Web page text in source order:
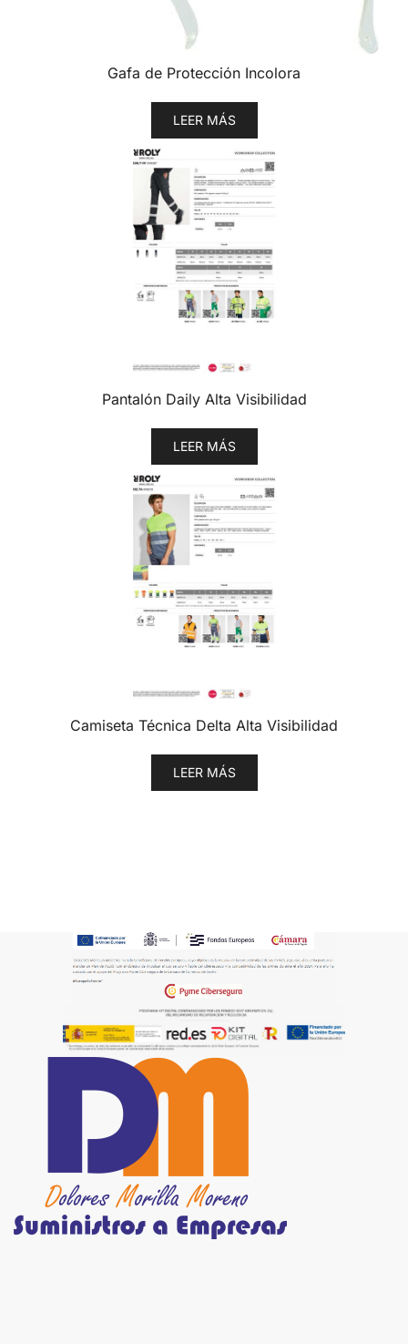
Gafa de Protección Incolora
LEER MÁS
Pantalón Daily Alta Visibilidad
LEER MÁS
Camiseta Técnica Delta Alta Visibilidad
LEER MÁS